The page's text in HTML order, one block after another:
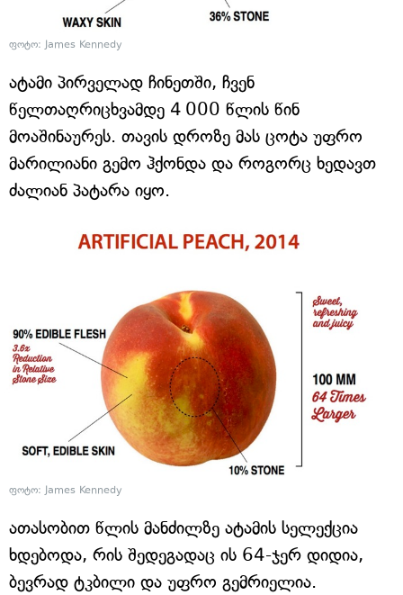
ფოტო: James Kennedy
ატამი პირველად ჩინეთში, ჩვენ
წელთაღრიცხვამდე 4 000 წლის წინ
მოაშინაურეს. თავის დროზე მას ცოტა უფრო
მარილიანი გემო ჰქონდა და როგორც ხედავთ
ძალიან პატარა იყო.
ფოტო: James Kennedy
ათასობით წლის მანძილზე ატამის სელექცია
ხდებოდა, რის შედეგადაც ის 64-ჯერ დიდია,
ბევრად ტკბილი და უფრო გემრიელია.